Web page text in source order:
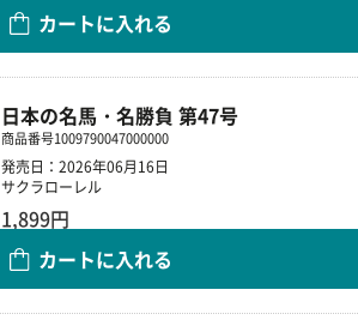
カートに入れる
日本の名馬・名勝負 第47号
商品番号1009790047000000
発売日：2026年06月16日
サクラローレル
1,899円
カートに入れる